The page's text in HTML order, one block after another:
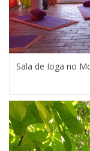
Sala de Ioga no